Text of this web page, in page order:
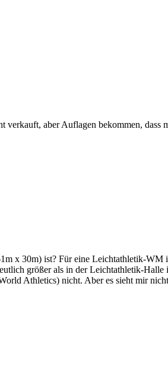
aber Auflagen bekommen, dass
x 30m) ist? Für eine Leichtathletik-WM
größer als in der Leichtathletik-
Athletics) nicht. Aber es sieht mir